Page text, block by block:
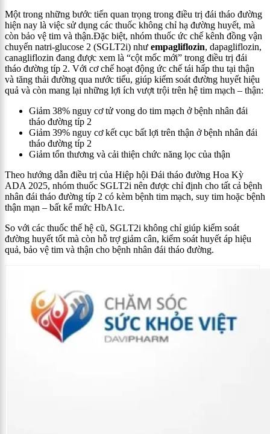
Một trong những bước tiến quan trọng trong điều trị đái tháo đường
hiện nay là việc sử dụng các thuốc không chỉ hạ đường huyết, mà
còn bảo vệ tim và thận.Đặc biệt, nhóm thuốc ức chế kênh đồng vận
chuyển natri-glucose 2 (SGLT2i) như empagliflozin, dapagliflozin,
canagliflozin đang được xem là “cột mốc mới” trong điều trị đái
tháo đường típ 2. Với cơ chế hoạt động ức chế tái hấp thu tại thận
và tăng thải đường qua nước tiểu, giúp kiểm soát đường huyết hiệu
quả và còn mang lại những lợi ích vượt trội trên hệ tim mạch – thận:
Giảm 38% nguy cơ tử vong do tim mạch ở bệnh nhân đái
tháo đường típ 2
Giảm 39% nguy cơ kết cục bất lợi trên thận ở bệnh nhân đái
tháo đường típ 2
Giảm tổn thương và cải thiện chức năng lọc của thận
Theo hướng dẫn điều trị của Hiệp hội Đái tháo đường Hoa Kỳ
ADA 2025, nhóm thuốc SGLT2i nên được chỉ định cho tất cả bệnh
nhân đái tháo đường típ 2 có kèm bệnh tim mạch, suy tim hoặc bệnh
thận mạn – bất kể mức HbA1c.
So với các thuốc thế hệ cũ, SGLT2i không chỉ giúp kiểm soát
đường huyết tốt mà còn hỗ trợ giảm cân, kiểm soát huyết áp hiệu
quả, bảo vệ tim và thận cho bệnh nhân đái tháo đường.